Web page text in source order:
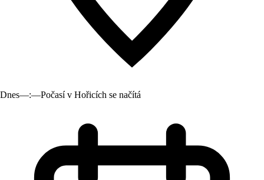
Dnes—:—Počasí v Hořicích se načítá